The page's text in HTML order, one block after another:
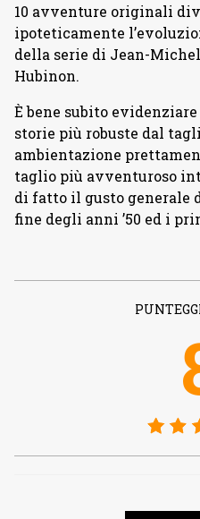
10 avventure originali
ipoteticamente
della serie di Jean-
Hubinon.
È bene subito
storie più robuste dal
ambientazione
taglio più avventuroso
di fatto il gusto generale
fine degli anni ’50 ed i